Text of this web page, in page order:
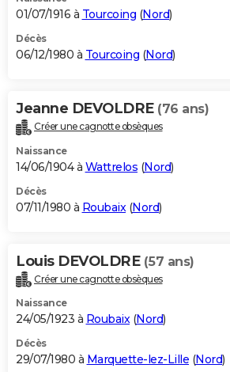
01/07/1916 à Tourcoing (Nord)
Décès
06/12/1980 à Tourcoing (Nord)
Jeanne DEVOLDRE (76 ans)
Créer une cagnotte obsèques
Naissance
14/06/1904 à Wattrelos (Nord)
Décès
07/11/1980 à Roubaix (Nord)
Louis DEVOLDRE (57 ans)
Créer une cagnotte obsèques
Naissance
24/05/1923 à Roubaix(Nord)
Décès
29/07/1980 à Marquette-lez-Lille (Nord)